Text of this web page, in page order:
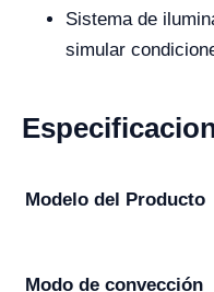
Sistema de
simular
Modelo del Producto
Modo de convección